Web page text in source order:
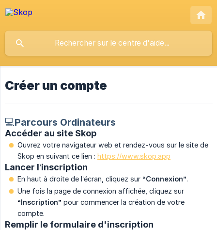
Créer un compte
💻Parcours Ordinateurs
Accéder au site Skop
Ouvrez votre navigateur web et rendez-vous sur le site de
Skop en suivant ce lien : https://www.skop.app
Lancer l’inscription
En haut à droite de l’écran, cliquez sur “Connexion”.
Une fois la page de connexion affichée, cliquez sur
“Inscription” pour commencer la création de votre
compte.
Remplir le formulaire d'inscription